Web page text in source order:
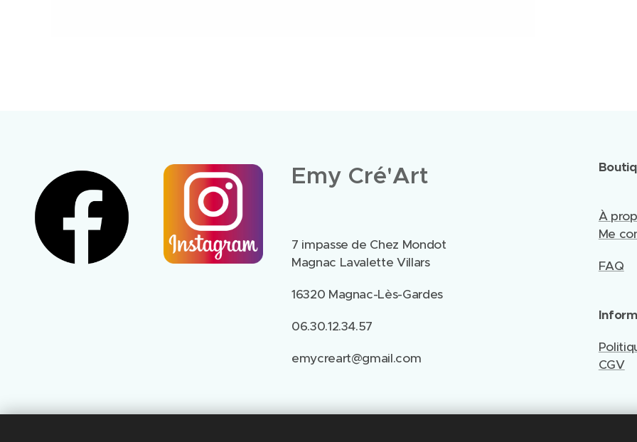
Emy Cré'Art
7 impasse de Chez Mondot
Magnac Lavalette Villars
16320 Magnac-Lès-Gardes
06.30.12.34.57
emycreart@gmail.com
À
Me
FAQ
CGV